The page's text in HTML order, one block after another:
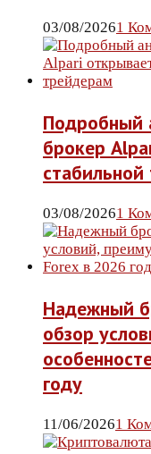
03/08/20261
Подробный
брокер
03/08/20261
Надежный
обзор
году
11/06/20261